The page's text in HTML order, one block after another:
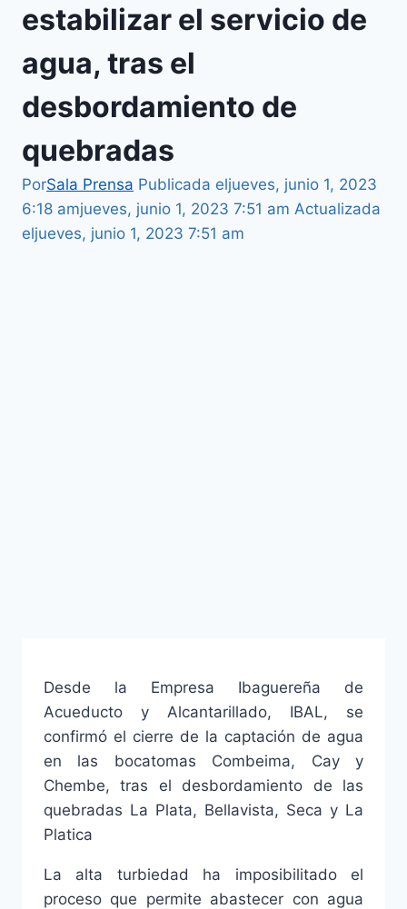
estabilizar el servicio de
agua, tras el
desbordamiento de
quebradas
PorSala Prensa Publicada eljueves, junio 1, 2023
6:18 amjueves, junio 1, 2023 7:51 am Actualizada
eljueves, junio 1, 2023 7:51 am
Desde la Empresa Ibaguereña de
Acueducto y Alcantarillado, IBAL, se
confirmó el cierre de la captación de agua
en las bocatomas Combeima, Cay y
Chembe, tras el desbordamiento de las
quebradas La Plata, Bellavista, Seca y La
Platica
La alta turbiedad ha imposibilitado el
proceso que permite abastecer con agua